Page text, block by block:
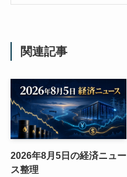
関連記事
2026年8月5日の経済ニュー
ス整理